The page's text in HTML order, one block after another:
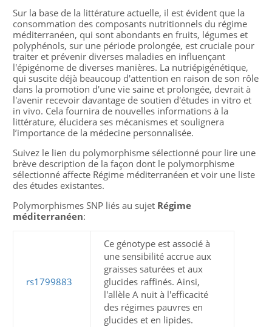
Sur la base de la littérature actuelle, il est évident que la
consommation des composants nutritionnels du régime
méditerranéen, qui sont abondants en fruits, légumes et
polyphénols, sur une période prolongée, est cruciale pour
traiter et prévenir diverses maladies en influençant
l'épigénome de diverses manières. La nutriépigénétique,
qui suscite déjà beaucoup d'attention en raison de son rôle
dans la promotion d'une vie saine et prolongée, devrait à
l'avenir recevoir davantage de soutien d'études in vitro et
in vivo. Cela fournira de nouvelles informations à la
littérature, élucidera ses mécanismes et soulignera
l’importance de la médecine personnalisée.
Suivez le lien du polymorphisme sélectionné pour lire une
brève description de la façon dont le polymorphisme
sélectionné affecte Régime méditerranéen et voir une liste
des études existantes.
Polymorphismes SNP liés au sujet Régime
méditerranéen:
rs1799883
Ce génotype est associé à
une sensibilité accrue aux
graisses saturées et aux
glucides raffinés. Ainsi,
l'allèle A nuit à l'efficacité
des régimes pauvres en
glucides et en lipides.